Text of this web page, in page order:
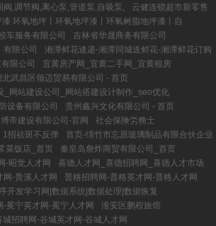
,调节阀,离心泵,管道泵,自吸泵,
云健连锁超市新零售
环氧地坪丨环氧地坪漆丨环氧树脂地坪漆丨自
车服务有限公司
吉林省华晟商务有限公司
限公司
湘潭鲜花速递-湘潭同城送鲜花-湘潭鲜花订购
限公司
宜黄房产网_宜黄二手网_宜黄租房
北武昌区领迈贸易有限公司 - 首页
_网站建设公司_网站搭建设计制作_seo优化
设备有限公司
贵州鑫兴文化有限公司 - 首页
帝建设有限公司-官网
社会保険労務士
1招祛斑不反弹
首页-绵竹市忘原玻璃制品有限合伙企业
菜饭店_首页
秦皇岛詹炸商贸有限公司_首页
-昭觉人才网
喜德人才网_喜德招聘网_喜德人才市场
-贵溪人才网
普格招聘网-普格英才网-普格人才网
开发学习网|数据系统|数据处理|数据恢复
-冕宁英才网-冕宁人才网
淮安区鹏程旅馆
城招聘网-谷城英才网-谷城人才网